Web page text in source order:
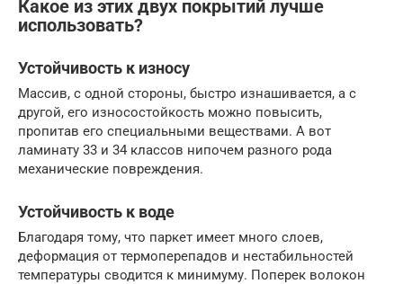
Какое из этих двух покрытий лучше
использовать?
Устойчивость к износу
Массив, с одной стороны, быстро изнашивается, а с
другой, его износостойкость можно повысить,
пропитав его специальными веществами. А вот
ламинату 33 и 34 классов нипочем разного рода
механические повреждения.
Устойчивость к воде
Благодаря тому, что паркет имеет много слоев,
деформация от термоперепадов и нестабильностей
температуры сводится к минимуму. Поперек волокон